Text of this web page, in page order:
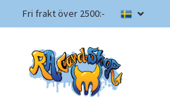
Fri frakt över 2500:-